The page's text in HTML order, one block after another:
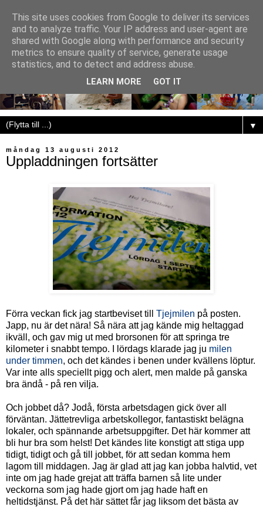
▼
måndag 13 augusti 2012
Uppladdningen fortsätter
Förra veckan fick jag startbeviset till Tjejmilen på posten.
Japp, nu är det nära! Så nära att jag kände mig heltaggad
ikväll, och gav mig ut med brorsonen för att springa tre
kilometer i snabbt tempo. I lördags klarade jag ju milen
under timmen, och det kändes i benen under kvällens löptur.
Var inte alls speciellt pigg och alert, men malde på ganska
bra ändå - på ren vilja.
Och jobbet då? Jodå, första arbetsdagen gick över all
förväntan. Jättetrevliga arbetskollegor, fantastiskt belägna
lokaler, och spännande arbetsuppgifter. Det här kommer att
bli hur bra som helst! Det kändes lite konstigt att stiga upp
tidigt, tidigt och gå till jobbet, för att sedan komma hem
lagom till middagen. Jag är glad att jag kan jobba halvtid, vet
inte om jag hade grejat att träffa barnen så lite under
veckorna som jag hade gjort om jag hade haft en
heltidstjänst. På det här sättet får jag liksom det bästa av
This site uses cookies from Google to deliver its services
and to analyze traffic. Your IP address and user-agent are
shared with Google along with performance and security
metrics to ensure quality of service, generate usage
statistics, and to detect and address abuse.
LEARN MORE GOT IT